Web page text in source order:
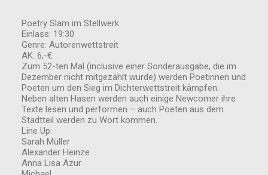
KONTAKT
SEARCH
Poetry Slam im Stellwerk
Einlass: 19:30
Genre: Autorenwettstreit
AK: 6,-€
Zum 52-ten Mal (inclusive einer Sonderausgabe, die im
Dezember nicht mitgezählt wurde) werden Poetinnen und
Poeten um den Sieg im Dichterwettstreit kämpfen.
Neben alten Hasen werden auch einige Newcomer ihre
Texte lesen und performen – auch Poeten aus dem
Stadtteil werden zu Wort kommen.
Line Up:
Sarah Müller
Alexander Heinze
Anna Lisa Azur